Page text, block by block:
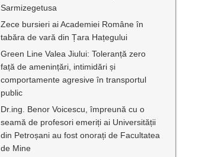
Sarmizegetusa
Zece bursieri ai Academiei Române în
tabăra de vară din Țara Hațegului
Green Line Valea Jiului: Toleranță zero
față de amenințări, intimidări și
comportamente agresive în transportul
public
Dr.ing. Benor Voicescu, împreună cu o
seamă de profesori emeriți ai Universității
din Petroșani au fost onorați de Facultatea
de Mine